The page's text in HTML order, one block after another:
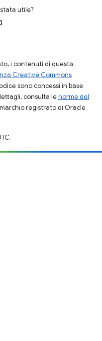
utile?
i contenuti di questa
Creative Commons
sono concessi in base
consulta lenorme del
registrato di Oracle